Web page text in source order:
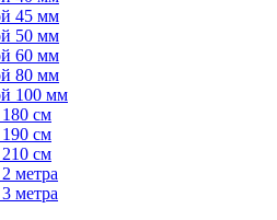
45 мм
50 мм
60 мм
80 мм
100 мм
см
см
см
метра
метра